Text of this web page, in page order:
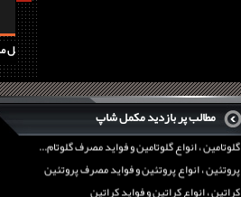
مطالب پر بازدید مکمل شاپ
بیوگرافی علی تبریزی
منابع پروتئینی غیر گوشتی
آرژنین ، فواید آرژنین و نقش آرژنین در بدن
گلوتامین ، انواع گلوتامین و فواید مصرف گلوتام...
پروتئین ، انواع پروتئین و فواید مصرف پروتئین
کراتین ، انواع کراتین و فواید کراتین